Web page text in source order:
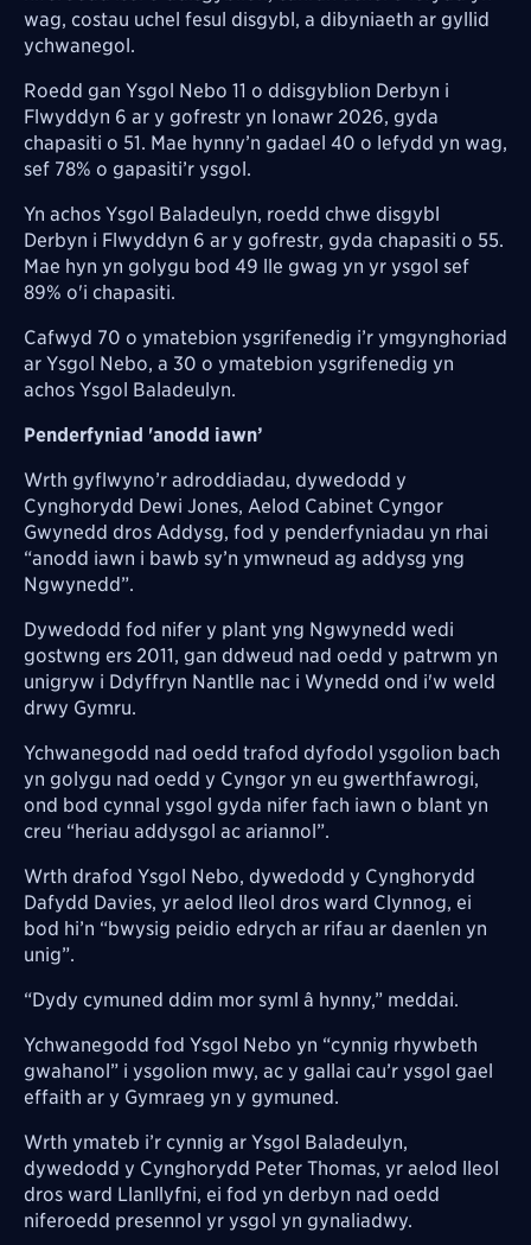
wag, costau uchel fesul disgybl, a dibyniaeth ar gyllid
ychwanegol.
Roedd gan Ysgol Nebo 11 o ddisgyblion Derbyn i
Flwyddyn 6 ar y gofrestr yn Ionawr 2026, gyda
chapasiti o 51. Mae hynny’n gadael 40 o lefydd yn wag,
sef 78% o gapasiti’r ysgol.
Yn achos Ysgol Baladeulyn, roedd chwe disgybl
Derbyn i Flwyddyn 6 ar y gofrestr, gyda chapasiti o 55.
Mae hyn yn golygu bod 49 lle gwag yn yr ysgol sef
89% o'i chapasiti.
Cafwyd 70 o ymatebion ysgrifenedig i’r ymgynghoriad
ar Ysgol Nebo, a 30 o ymatebion ysgrifenedig yn
achos Ysgol Baladeulyn.
Penderfyniad 'anodd iawn’
Wrth gyflwyno’r adroddiadau, dywedodd y
Cynghorydd Dewi Jones, Aelod Cabinet Cyngor
Gwynedd dros Addysg, fod y penderfyniadau yn rhai
“anodd iawn i bawb sy’n ymwneud ag addysg yng
Ngwynedd”.
Dywedodd fod nifer y plant yng Ngwynedd wedi
gostwng ers 2011, gan ddweud nad oedd y patrwm yn
unigryw i Ddyffryn Nantlle nac i Wynedd ond i'w weld
drwy Gymru.
Ychwanegodd nad oedd trafod dyfodol ysgolion bach
yn golygu nad oedd y Cyngor yn eu gwerthfawrogi,
ond bod cynnal ysgol gyda nifer fach iawn o blant yn
creu “heriau addysgol ac ariannol”.
Wrth drafod Ysgol Nebo, dywedodd y Cynghorydd
Dafydd Davies, yr aelod lleol dros ward Clynnog, ei
bod hi’n “bwysig peidio edrych ar rifau ar daenlen yn
unig”.
“Dydy cymuned ddim mor syml â hynny,” meddai.
Ychwanegodd fod Ysgol Nebo yn “cynnig rhywbeth
gwahanol” i ysgolion mwy, ac y gallai cau’r ysgol gael
effaith ar y Gymraeg yn y gymuned.
Wrth ymateb i’r cynnig ar Ysgol Baladeulyn,
dywedodd y Cynghorydd Peter Thomas, yr aelod lleol
dros ward Llanllyfni, ei fod yn derbyn nad oedd
niferoedd presennol yr ysgol yn gynaliadwy.